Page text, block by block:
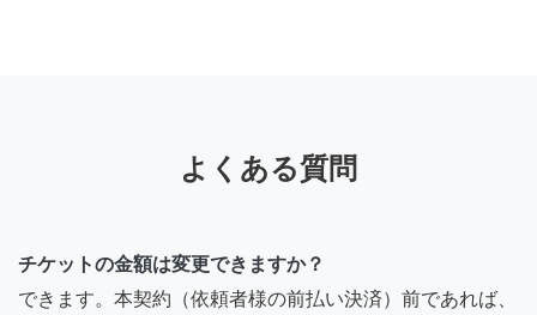
よくある質問
チケットの金額は変更できますか？
できます。本契約（依頼者様の前払い決済）前であれば、